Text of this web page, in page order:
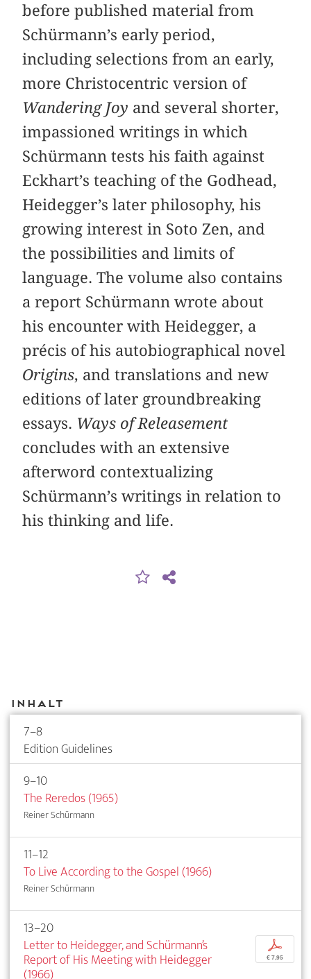
before published material from
Schürmann’s early period,
including selections from an early,
more Christocentric version of
Wandering Joy and several shorter,
impassioned writings in which
Schürmann tests his faith against
Eckhart’s teaching of the Godhead,
Heidegger’s later philosophy, his
growing interest in Soto Zen, and
the possibilities and limits of
language. The volume also contains
a report Schürmann wrote about
his encounter with Heidegger, a
précis of his autobiographical novel
Origins, and translations and new
editions of later groundbreaking
essays. Ways of Releasement
concludes with an extensive
afterword contextualizing
Schürmann’s writings in relation to
his thinking and life.
Inhalt
7–8
Edition Guidelines
9–10
The Reredos (1965)
Reiner Schürmann
11–12
To Live According to the Gospel (1966)
Reiner Schürmann
13–20
Letter to Heidegger, and Schürmann’s
Report of His Meeting with Heidegger
(1966)
p
€ 7,95